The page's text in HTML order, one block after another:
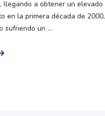
llegando a obtener un elevado
en la primera década de 2000,
sufriendo un ...